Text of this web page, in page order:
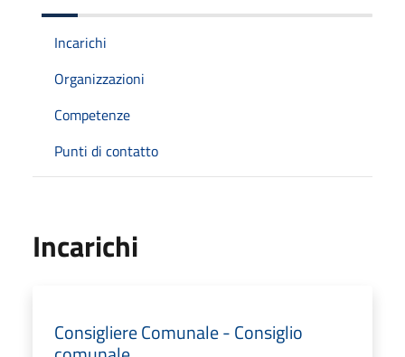
Incarichi
Organizzazioni
Competenze
Punti di contatto
Incarichi
Consigliere Comunale - Consiglio